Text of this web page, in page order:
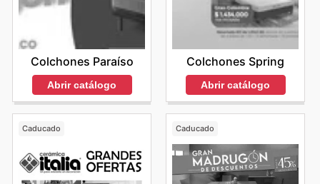
Colchones Paraíso
Abrir catálogo
Colchones Spring
Abrir catálogo
Caducado Caducado